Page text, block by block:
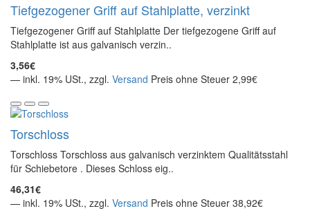
Tiefgezogener Griff auf Stahlplatte, verzinkt
Tiefgezogener Griff auf Stahlplatte Der tiefgezogene Griff auf
Stahlplatte ist aus galvanisch verzin..
3,56€
— inkl. 19% USt., zzgl. Versand Preis ohne Steuer 2,99€
Torschloss
Torschloss Torschloss aus galvanisch verzinktem Qualitätsstahl
für Schiebetore . Dieses Schloss eig..
46,31€
— inkl. 19% USt., zzgl. Versand Preis ohne Steuer 38,92€